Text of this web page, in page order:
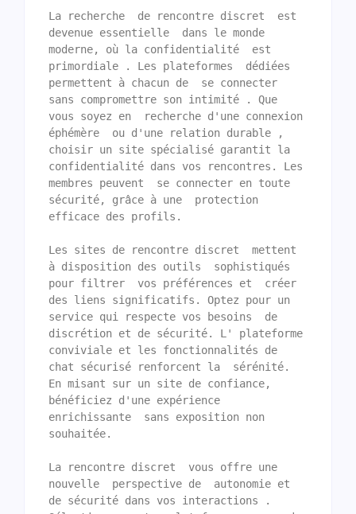
La recherche  de rencontre discret  est
devenue essentielle  dans le monde
moderne, où la confidentialité  est
primordiale . Les plateformes  dédiées
permettent à chacun de  se connecter
sans compromettre son intimité . Que
vous soyez en  recherche d'une connexion
éphémère  ou d'une relation durable ,
choisir un site spécialisé garantit la
confidentialité dans vos rencontres. Les
membres peuvent  se connecter en toute
sécurité, grâce à une  protection
efficace des profils.
Les sites de rencontre discret  mettent
à disposition des outils  sophistiqués
pour filtrer  vos préférences et  créer
des liens significatifs. Optez pour un
service qui respecte vos besoins  de
discrétion et de sécurité. L' plateforme
conviviale et les fonctionnalités de
chat sécurisé renforcent la  sérénité.
En misant sur un site de confiance,
bénéficiez d'une expérience
enrichissante  sans exposition non
souhaitée.
La rencontre discret  vous offre une
nouvelle  perspective de  autonomie et
de sécurité dans vos interactions .